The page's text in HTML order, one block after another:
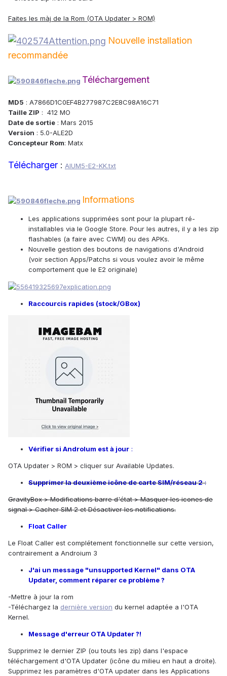
Faites les màj de la Rom (OTA Updater > ROM)
Nouvelle installation
recommandée
Téléchargement
MD5 : A7866D1C0EF4B277987C2E8C98A16C71
Taille ZIP : 412 MO
Date de sortie : Mars 2015
Version : 5.0-ALE2D
Concepteur Rom: Matx
Télécharger : AIUM5-E2-KK.txt
Informations
Les applications supprimées sont pour la plupart ré-
installables via le Google Store. Pour les autres, il y a les zip
flashables (a faire avec CWM) ou des APKs.
Nouvelle gestion des boutons de navigations d'Android
(voir section Apps/Patchs si vous voulez avoir le même
comportement que le E2 originale)
Raccourcis rapides (stock/GBox)
Vérifier si AndroIum est à jour :
OTA Updater > ROM > cliquer sur Available Updates.
Supprimer la deuxième icône de carte SIM/réseau 2:
GravityBox > Modifications barre d'état > Masquer les icones de
signal > Cacher SIM 2 et Désactiver les notifications.
Float Caller
Le Float Caller est complétement fonctionnelle sur cette version,
contrairement a Androium 3
J'ai un message "unsupported Kernel" dans OTA
Updater, comment réparer ce problème ?
-Mettre à jour la rom
-Téléchargez la dernière version du kernel adaptée a l'OTA
Kernel.
Message d'erreur OTA Updater ?!
Supprimez le dernier ZIP (ou touts les zip) dans l'espace
téléchargement d'OTA Updater (icône du milieu en haut a droite).
Supprimez les paramètres d'OTA updater dans les Applications